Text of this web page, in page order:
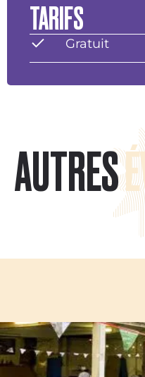
TARIFS
Gratuit
AUTRES